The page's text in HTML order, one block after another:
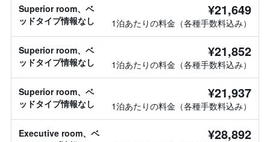
Superior room、ベ
ッドタイプ情報なし
¥21,649
1泊あたりの料金（各種手数料込み）
Superior room、ベ
ッドタイプ情報なし
¥21,852
1泊あたりの料金（各種手数料込み）
Superior room、ベ
ッドタイプ情報なし
¥21,937
1泊あたりの料金（各種手数料込み）
Executive room、ベ
¥28,892